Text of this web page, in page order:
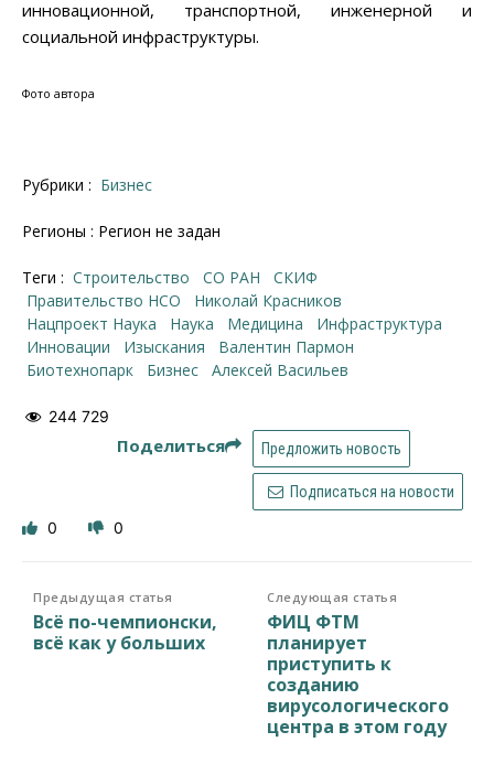
инновационной, транспортной, инженерной и
социальной инфраструктуры.
Фото автора
Рубрики : Бизнес
Регионы : Регион не задан
Теги : строительство СО РАН
СКИФ
правительство НСО
Николай Красников
Нацпроект Наука
наука медицина
инфраструктура
инновации
изыскания
Валентин Пармон
Биотехнопарк
бизнес Алексей Васильев
244 729
Поделиться Предложить новость
Подписаться на новости
0 0
Предыдущая статья
Всё по-чемпионски,
всё как у больших
Следующая статья
ФИЦ ФТМ
планирует
приступить к
созданию
вирусологического
центра в этом году